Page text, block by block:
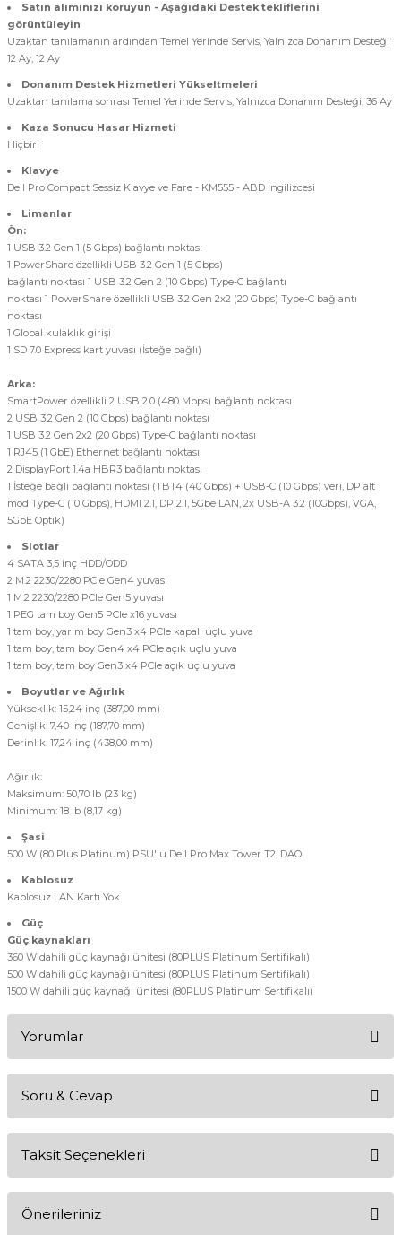
Satın alımınızı koruyun - Aşağıdaki Destek tekliflerini
görüntüleyin
Uzaktan tanılamanın ardından Temel Yerinde Servis, Yalnızca Donanım Desteği
12 Ay, 12 Ay
Donanım Destek Hizmetleri Yükseltmeleri
Uzaktan tanılama sonrası Temel Yerinde Servis, Yalnızca Donanım Desteği, 36 Ay
Kaza Sonucu Hasar Hizmeti
Hiçbiri
Klavye
Dell Pro Compact Sessiz Klavye ve Fare - KM555 - ABD İngilizcesi
Limanlar
Ön:
1 USB 3.2 Gen 1 (5 Gbps) bağlantı noktası
1 PowerShare özellikli USB 3.2 Gen 1 (5 Gbps)
bağlantı noktası 1 USB 3.2 Gen 2 (10 Gbps) Type-C bağlantı
noktası 1 PowerShare özellikli USB 3.2 Gen 2x2 (20 Gbps) Type-C bağlantı
noktası
1 Global kulaklık girişi
1 SD 7.0 Express kart yuvası (İsteğe bağlı)
Arka:
SmartPower özellikli 2 USB 2.0 (480 Mbps) bağlantı noktası
2 USB 3.2 Gen 2 (10 Gbps) bağlantı noktası
1 USB 3.2 Gen 2x2 (20 Gbps) Type-C bağlantı noktası
1 RJ45 (1 GbE) Ethernet bağlantı noktası
2 DisplayPort 1.4a HBR3 bağlantı noktası
1 İsteğe bağlı bağlantı noktası (TBT4 (40 Gbps) + USB-C (10 Gbps) veri, DP alt
mod Type-C (10 Gbps), HDMI 2.1, DP 2.1, 5Gbe LAN, 2x USB-A 3.2 (10Gbps), VGA,
5GbE Optik)
Slotlar
4 SATA 3,5 inç HDD/ODD
2 M.2 2230/2280 PCIe Gen4 yuvası
1 M.2 2230/2280 PCIe Gen5 yuvası
1 PEG tam boy Gen5 PCIe x16 yuvası
1 tam boy, yarım boy Gen3 x4 PCIe kapalı uçlu yuva
1 tam boy, tam boy Gen4 x4 PCIe açık uçlu yuva
1 tam boy, tam boy Gen3 x4 PCIe açık uçlu yuva
Boyutlar ve Ağırlık
Yükseklik: 15,24 inç (387,00 mm)
Genişlik: 7,40 inç (187,70 mm)
Derinlik: 17,24 inç (438,00 mm)
Ağırlık:
Maksimum: 50,70 lb (23 kg)
Minimum: 18 lb (8,17 kg)
Şasi
500 W (80 Plus Platinum) PSU'lu Dell Pro Max Tower T2, DAO
Kablosuz
Kablosuz LAN Kartı Yok
Güç
Güç kaynakları
360 W dahili güç kaynağı ünitesi (80PLUS Platinum Sertifikalı)
500 W dahili güç kaynağı ünitesi (80PLUS Platinum Sertifikalı)
1500 W dahili güç kaynağı ünitesi (80PLUS Platinum Sertifikalı)
Yorumlar
Soru & Cevap
Taksit Seçenekleri
Önerileriniz